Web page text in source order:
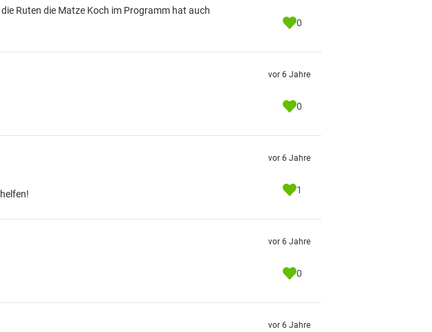
Ruten die Matze Koch im Programm hat auch
0
vor 6 Jahre
0
vor 6 Jahre
1
vor 6 Jahre
0
vor 6 Jahre